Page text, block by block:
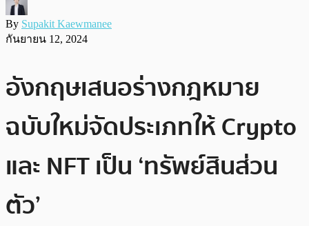
By Supakit Kaewmanee
กันยายน 12, 2024
อังกฤษเสนอร่างกฎหมาย
ฉบับใหม่จัดประเภทให้ Crypto
และ NFT เป็น ‘ทรัพย์สินส่วน
ตัว’